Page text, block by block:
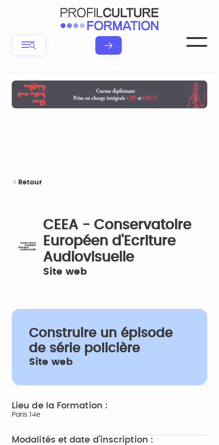
Retour
CEEA - Conservatoire
Européen d'Ecriture
Audiovisuelle
Site web
Construire un épisode
de série policière
Site web
Lieu de la Formation :
Paris 14e
Modalités et date d'inscription :